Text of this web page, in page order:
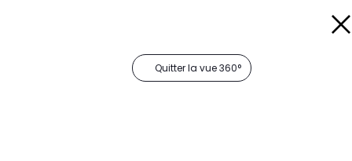
Quitter la vue 360°